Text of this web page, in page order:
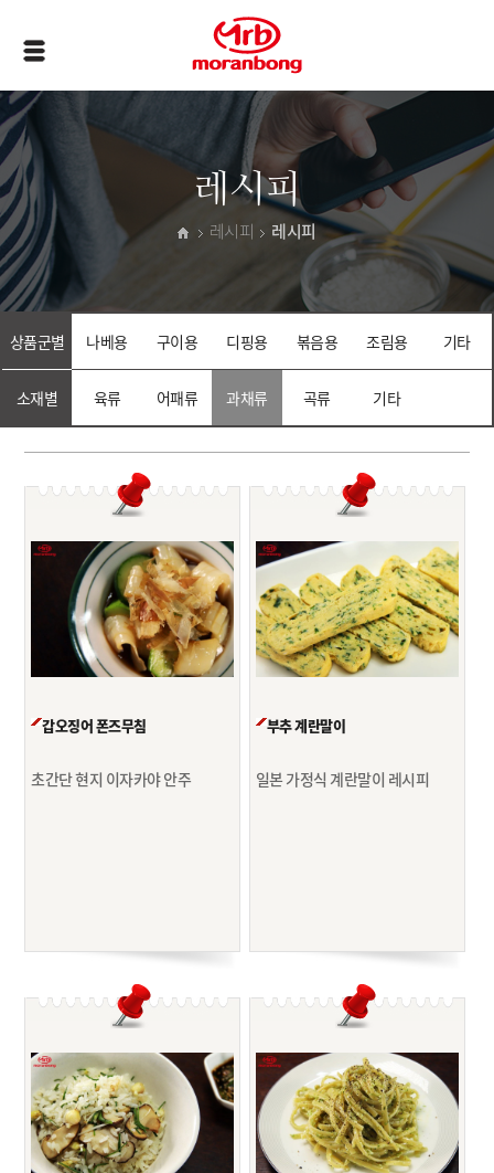
레시피
레시피 레시피
상품군별 나베용 구이용 디핑용 볶음용 조림용 기타
소재별 육류 어패류 과채류 곡류 기타
갑오징어 폰즈무침
초간단 현지 이자카야 안주
부추 계란말이
일본 가정식 계란말이 레시피